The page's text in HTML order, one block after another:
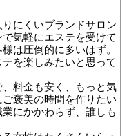
にくいブランドサロン
気軽にエステを受けて
は圧倒的に多いはず。
を楽しみたいと思って
料金も安く、もっと気
褒美の時間を作りたい
にかかわらず、誰しも